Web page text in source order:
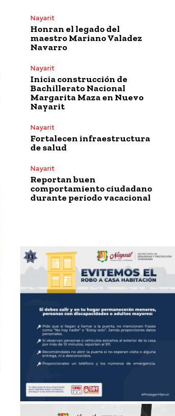
Nayarit
Honran el legado del
maestro Mariano Valadez
Navarro
Nayarit
Inicia construcción de
Bachillerato Nacional
Margarita Maza en Nuevo
Nayarit
Nayarit
Fortalecen infraestructura
de salud
Nayarit
Reportan buen
comportamiento ciudadano
durante periodo vacacional